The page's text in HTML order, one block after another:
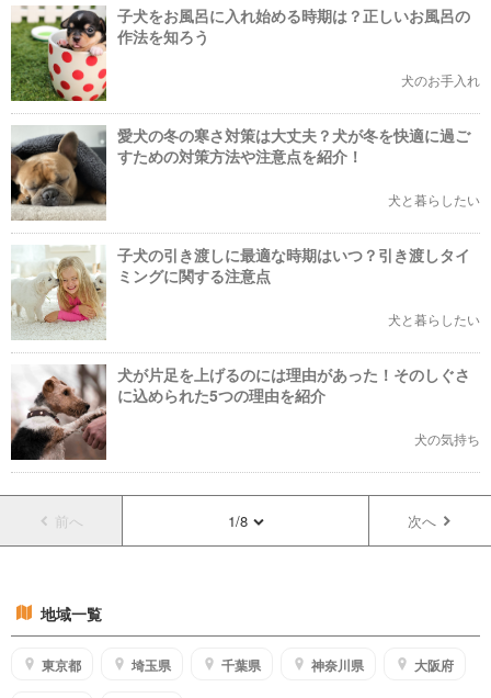
子犬をお風呂に入れ始める時期は？正しいお風呂の
作法を知ろう
犬のお手入れ
愛犬の冬の寒さ対策は大丈夫？犬が冬を快適に過ご
すための対策方法や注意点を紹介！
犬と暮らしたい
子犬の引き渡しに最適な時期はいつ？引き渡しタイ
ミングに関する注意点
犬と暮らしたい
犬が片足を上げるのには理由があった！そのしぐさ
に込められた5つの理由を紹介
犬の気持ち
前へ 1/8 次へ
地域一覧
東京都 埼玉県 千葉県 神奈川県 大阪府